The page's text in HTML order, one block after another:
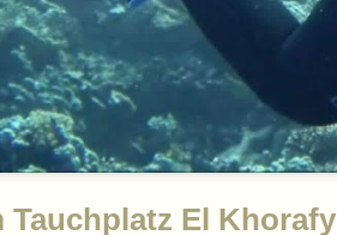
Tauchplatz El Khorafy